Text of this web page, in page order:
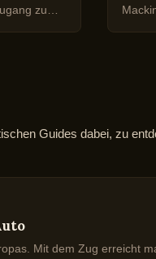
zu
Guides dabei, zu
Mit dem Zug erreicht